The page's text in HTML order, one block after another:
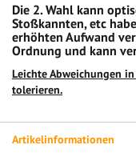
Die 2. Wahl kann
Stoßkannten, etc
erhöhten Aufwand
Ordnung und kann
Leichte Abweichungen
tolerieren.
Artikelinformationen